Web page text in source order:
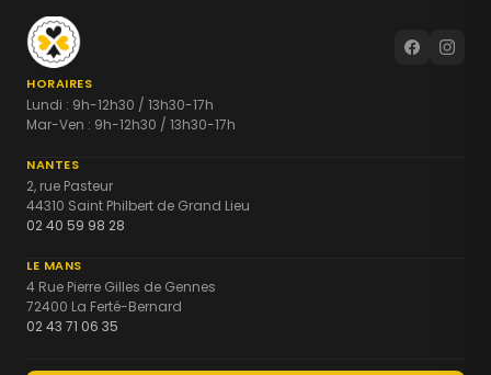
HORAIRES
Lundi : 9h-12h30 / 13h30-17h
Mar-Ven : 9h-12h30 / 13h30-17h
NANTES
2, rue Pasteur
44310 Saint Philbert de Grand Lieu
02 40 59 98 28
LE MANS
4 Rue Pierre Gilles de Gennes
72400 La Ferté-Bernard
02 43 71 06 35